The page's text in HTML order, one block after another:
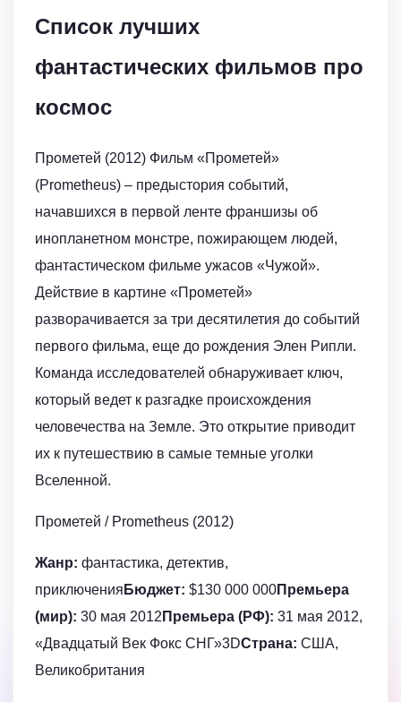
Список лучших
фантастических фильмов про
космос
Прометей (2012) Фильм «Прометей»
(Prometheus) – предыстория событий,
начавшихся в первой ленте франшизы об
инопланетном монстре, пожирающем людей,
фантастическом фильме ужасов «Чужой».
Действие в картине «Прометей»
разворачивается за три десятилетия до событий
первого фильма, еще до рождения Элен Рипли.
Команда исследователей обнаруживает ключ,
который ведет к разгадке происхождения
человечества на Земле. Это открытие приводит
их к путешествию в самые темные уголки
Вселенной.
Прометей / Prometheus (2012)
Жанр: фантастика, детектив,
приключения Бюджет: $130 000 000Премьера
(мир): 30 мая 2012 Премьера (РФ): 31 мая 2012,
«Двадцатый Век Фокс СНГ»3DСтрана: США,
Великобритания